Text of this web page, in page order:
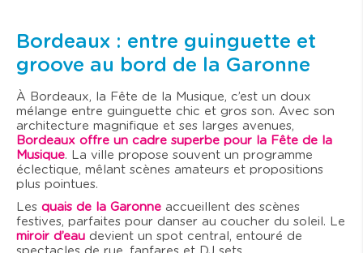
Bordeaux : entre guinguette et
groove au bord de la Garonne
À Bordeaux, la Fête de la Musique, c’est un doux
mélange entre guinguette chic et gros son. Avec son
architecture magnifique et ses larges avenues,
Bordeaux offre un cadre superbe pour la Fête de la
Musique. La ville propose souvent un programme
éclectique, mêlant scènes amateurs et propositions
plus pointues.
Les quais de la Garonne accueillent des scènes
festives, parfaites pour danser au coucher du soleil. Le
miroir d’eau devient un spot central, entouré de